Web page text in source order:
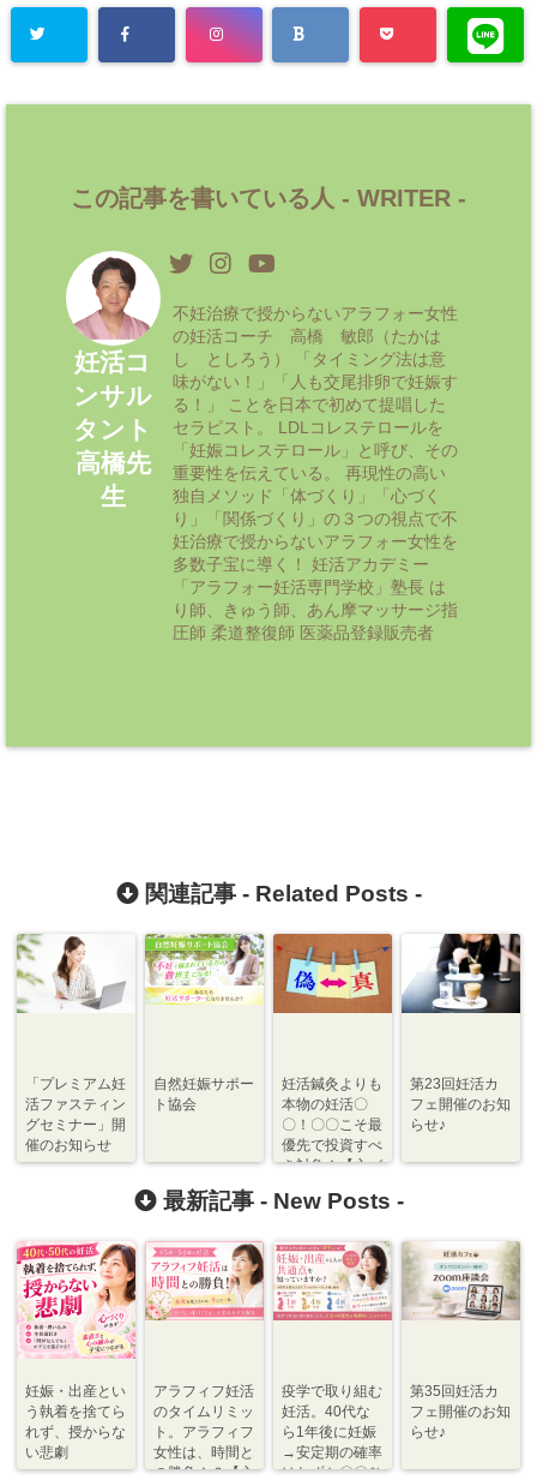
この記事を書いている人 - WRITER -
妊活コ
ンサル
タント
高橋先
生
不妊治療で授からないアラフォー女性
の妊活コーチ 高橋 敏郎（たかは
し としろう） 「タイミング法は意
味がない！」「人も交尾排卵で妊娠す
る！」 ことを日本で初めて提唱した
セラピスト。 LDLコレステロールを
「妊娠コレステロール」と呼び、その
重要性を伝えている。 再現性の高い
独自メソッド「体づくり」「心づく
り」「関係づくり」の３つの視点で不
妊治療で授からないアラフォー女性を
多数子宝に導く！ 妊活アカデミー
「アラフォー妊活専門学校」塾長 は
り師、きゅう師、あん摩マッサージ指
圧師 柔道整復師 医薬品登録販売者
関連記事 - Related Posts -
「プレミアム妊
活ファスティン
グセミナー」開
催のお知らせ
自然妊娠サポー
ト協会
妊活鍼灸よりも
本物の妊活〇
〇！〇〇こそ最
優先で投資すべ
き対象！【心づ
第23回妊活カ
フェ開催のお知
らせ♪
最新記事 - New Posts -
妊娠・出産とい
う執着を捨てら
れず、授からな
い悲劇
アラフィフ妊活
のタイムリミッ
ト。アラフィフ
女性は、時間と
の勝負！？【心
疫学で取り組む
妊活。40代な
ら1年後に妊娠
→安定期の確率
はわずか〇〇％
第35回妊活カ
フェ開催のお知
らせ♪